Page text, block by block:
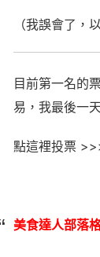
（我誤會了，
目前第一名的
易，我最後一
點這裡投票
美食達人部落
或